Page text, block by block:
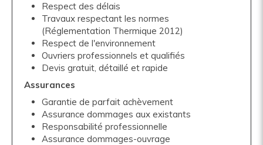
Respect des délais
Travaux respectant les normes
(Réglementation Thermique 2012)
Respect de l'environnement
Ouvriers professionnels et qualifiés
Devis gratuit, détaillé et rapide
Assurances
Garantie de parfait achèvement
Assurance dommages aux existants
Responsabilité professionnelle
Assurance dommages-ouvrage